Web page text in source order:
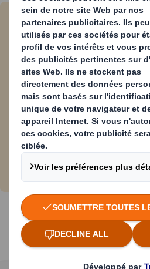
Télécharger le script
comprendre les
solutions en matière
fruits et légumes
Pourquoi et comment le
légumes évolue-t-il ?
Quelle est l'évolution du
Quel est l'impact des
les producteurs de fruits et
Comment DS Smith peut
vous et votre entreprise ?